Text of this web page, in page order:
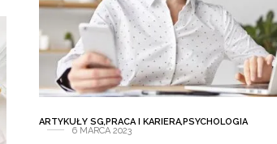
ARTYKUŁY SG,PRACA I KARIERA,PSYCHOLOGIA
6 MARCA 2023